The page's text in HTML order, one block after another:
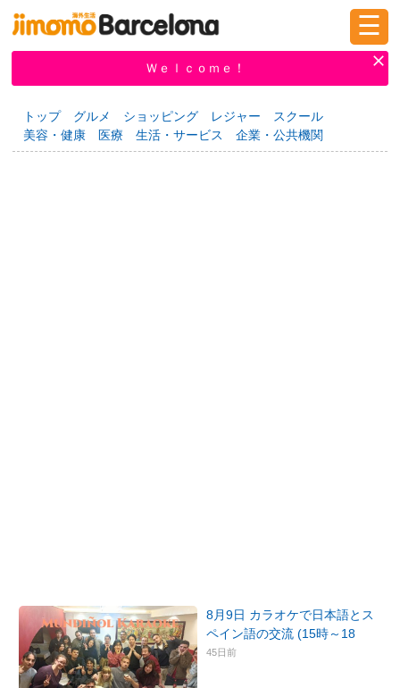
新規登録
掲示板 タウン情報 教えて！
☰
Ｗｅｌｃｏｍｅ！
トップ グルメ ショッピング レジャー
スクール
美容・健康
医療 生活・サービス 企業・公共機関
8月9日 カラオケで日本語とス
ペイン語の交流 (15時～18
45日前